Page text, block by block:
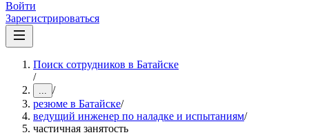
Войти
Зарегистрироваться
Поиск сотрудников в Батайске
/
... /
резюме в Батайске/
ведущий инженер по наладке и испытаниям/
частичная занятость